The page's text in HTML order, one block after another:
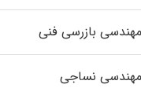
بازرسی فنی
نساجی